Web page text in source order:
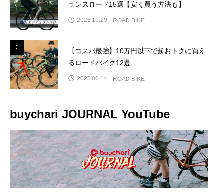
ランスロード15選【安く買う方法も】
2025.11.29 ROAD BIKE
3
【コスパ最強】10万円以下で超おトクに買え
るロードバイク12選
2025.06.14 ROAD BIKE
buychari JOURNAL YouTube